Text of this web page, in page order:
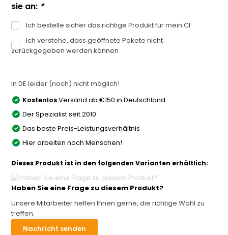
sie an: *
Ich bestelle sicher das richtige Produkt für mein CI
Ich verstehe, dass geöffnete Pakete nicht
zurückgegeben werden können
In DE leider (noch) nicht möglich!
KostenlosVersand ab €150 in Deutschland
Der Spezialist seit 2010
Das beste Preis-Leistungsverhältnis
Hier arbeiten noch Menschen!
Dieses Produkt ist in den folgenden Varianten erhältlich:
Haben Sie eine Frage zu diesem Produkt?
Unsere Mitarbeiter helfen Ihnen gerne, die richtige Wahl zu
treffen.
Nachricht senden